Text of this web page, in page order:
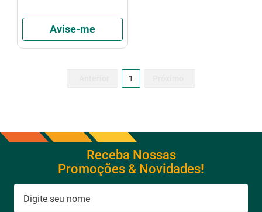
Avise-me
1
Receba Nossas
Promoções & Novidades!